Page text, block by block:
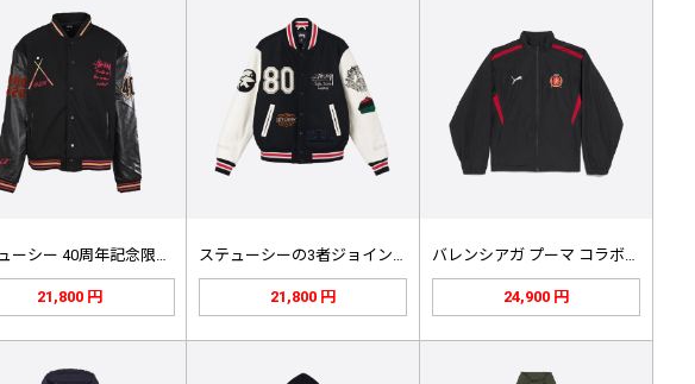
ステューシー 40周年記念限定版 ブ…
21,800 円
ステューシーの3者ジョイントパッチワ…
21,800 円
バレンシアガ プーマ コラボスーツ …
24,900 円